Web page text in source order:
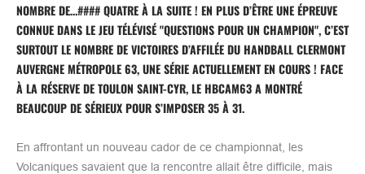
NOMBRE DE…#### QUATRE À LA SUITE ! EN PLUS D’ÊTRE UNE ÉPREUVE
CONNUE DANS LE JEU TÉLÉVISÉ "QUESTIONS POUR UN CHAMPION", C’EST
SURTOUT LE NOMBRE DE VICTOIRES D’AFFILÉE DU HANDBALL CLERMONT
AUVERGNE MÉTROPOLE 63, UNE SÉRIE ACTUELLEMENT EN COURS ! FACE
À LA RÉSERVE DE TOULON SAINT-CYR, LE HBCAM63 A MONTRÉ
BEAUCOUP DE SÉRIEUX POUR S’IMPOSER 35 À 31.
En affrontant un nouveau cador de ce championnat, les
Volcaniques savaient que la rencontre allait être difficile, mais